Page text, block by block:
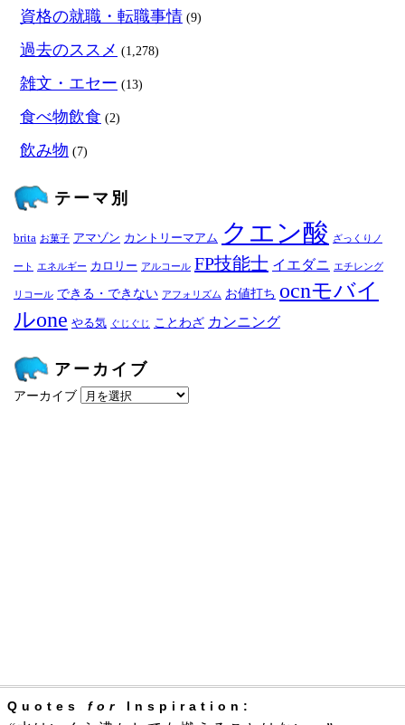
資格の就職・転職事情 (9)
過去のススメ (1,278)
雑文・エセー (13)
食べ物飲食 (2)
飲み物 (7)
テーマ別
brita お菓子 アマゾン カントリーマアム クエン酸 ざっくりノ
ート エネルギー カロリー アルコール FP技能士 イエダニ エチレング
リコール できる・できない アフォリズム お値打ち ocnモバイ
ルone やる気 ぐじぐじ ことわざ カンニング
アーカイブ
アーカイブ
Quotes for Inspiration: